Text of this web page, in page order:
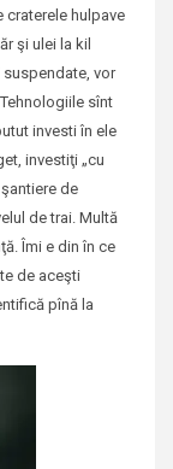
craterele hulpave
şi ulei la kil
vor
sînt
investi în ele
investiţi „cu
de
de trai. Multă
Îmi e din în ce
de aceşti
pînă la